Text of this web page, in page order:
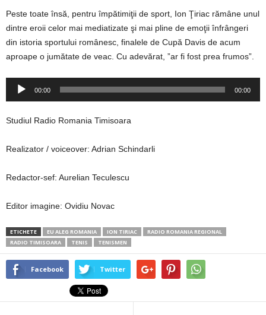
Peste toate însă, pentru împătimiţii de sport, Ion Ţiriac rămâne unul
dintre eroii celor mai mediatizate şi mai pline de emoţii înfrângeri
din istoria sportului românesc, finalele de Cupă Davis de acum
aproape o jumătate de veac. Cu adevărat, ”ar fi fost prea frumos”.
Player
00:00 00:00
Studiul Radio Romania Timisoara
Realizator / voiceover: Adrian Schindarli
Redactor-sef: Aurelian Teculescu
Editor imagine: Ovidiu Novac
ETICHETE EU ALEG ROMANIA ION TIRIAC
RADIO ROMANIA REGIONAL
RADIO TIMISOARA
TENIS TENISMEN
Facebook Twitter